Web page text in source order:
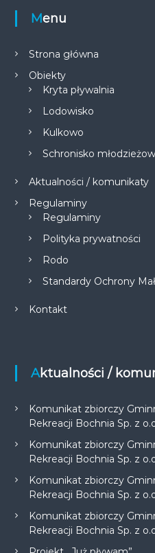
Menu
Strona główna
Obiekty
Kryta pływalnia
Lodowisko
Kulkowo
Schronisko
Aktualności / komunikaty
Regulaminy
Regulaminy
Polityka prywatności
Rodo
Standardy Ochrony
Kontakt
Aktualności /
Komunikat zbiorczy
Rekreacji Bochnia Sp. z
Komunikat zbiorczy
Rekreacji Bochnia Sp. z
Komunikat zbiorczy
Rekreacji Bochnia Sp. z
Komunikat zbiorczy
Rekreacji Bochnia Sp. z